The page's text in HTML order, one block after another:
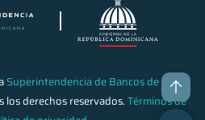
Superintendencia de Bancos de la
los derechos reservados.Términos de